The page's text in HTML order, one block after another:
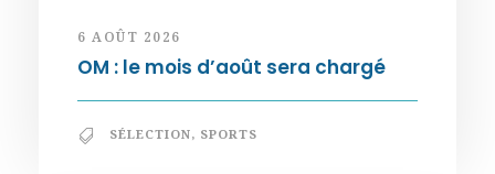
6 AOÛT 2026
OM : le mois d’août sera chargé
SÉLECTION, SPORTS